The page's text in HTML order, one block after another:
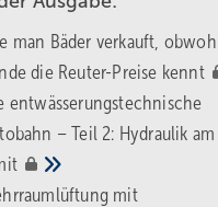
man Bäder verkauft,
die Reuter-Preise kennt
entwässerungstechnische
– Teil 2: Hydraulik am
mit